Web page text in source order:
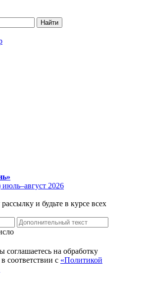
Найти
2026
и будьте в курсе всех
на обработку
соответствии с «Политикой